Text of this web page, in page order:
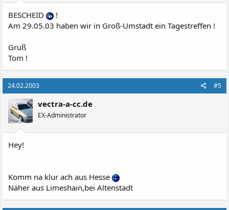
BESCHEID
!
Am 29.05.03 haben wir in Groß-Umstadt ein Tagestreffen !
Gruß
Tom !
24.02.2003 #5
vectra-a-cc.de
EX-Administrator
Hey!
Komm na klur ach aus Hesse
Näher aus Limeshain,bei Altenstadt